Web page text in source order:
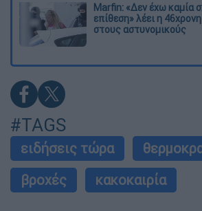
Marfin: «Δεν έχω καμία
επίθεση» λέει η
στους αστυνομικούς
#TAGS
ειδήσεις τώρα
βροχές
κακοκαιρία